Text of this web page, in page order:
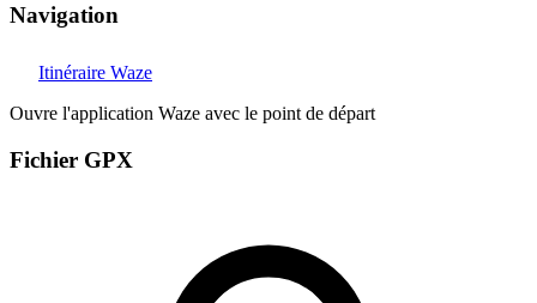
Navigation
Itinéraire Waze
Ouvre l'application Waze avec le point de départ
Fichier GPX